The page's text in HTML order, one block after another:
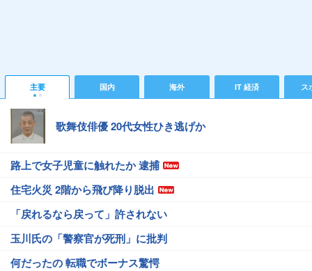
主要 国内 海外 IT 経済 ス
歌舞伎俳優 20代女性ひき逃げか
路上で女子児童に触れたか 逮捕
住宅火災 2階から飛び降り脱出
「戻れるなら戻って」許されない
玉川氏の「警察官が死刑」に批判
何だったの 転職でボーナス驚愕